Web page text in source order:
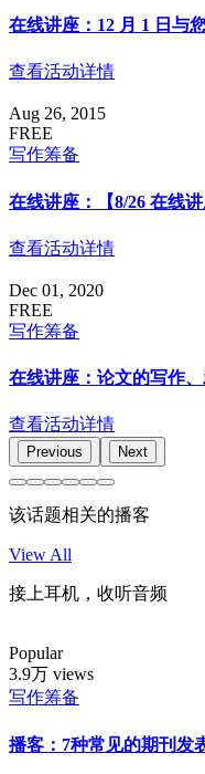
在线讲座：12 月 1 日与
查看活动详情
Aug 26, 2015
FREE
写作筹备
在线讲座：【8/26 在线
查看活动详情
Dec 01, 2020
FREE
写作筹备
在线讲座：论文的写作
查看活动详情
Previous Next
该话题相关的播客
View All
接上耳机，收听音频
Popular
3.9万 views
写作筹备
播客：7种常见的期刊发